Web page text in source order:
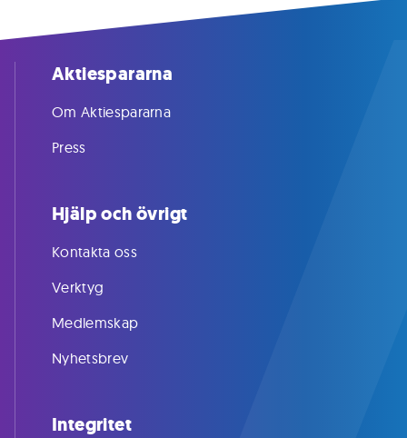
Aktiespararna
Om Aktiespararna
Press
Hjälp och övrigt
Kontakta oss
Verktyg
Medlemskap
Nyhetsbrev
Integritet